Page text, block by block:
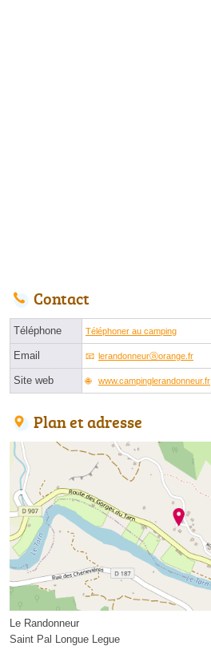
Contact
Téléphone Téléphoner au camping
Email lerandonneurⓐorange.fr
Site web www.campinglerandonneur.fr
Plan et adresse
Le Randonneur
Saint Pal Longue Legue